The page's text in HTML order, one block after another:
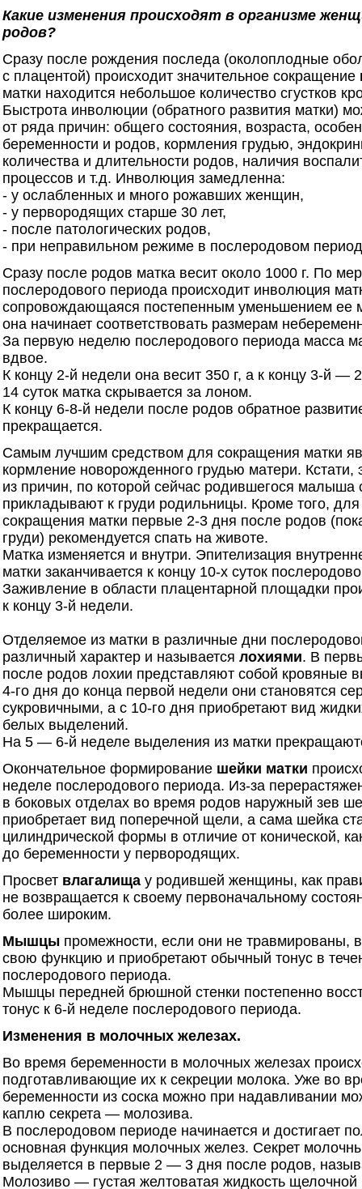
Какие изменения происходят в организме
родов?
Сразу после рождения последа (околоплодные
с плацентой) происходит значительное сокращение
матки находится небольшое количество сгустков
Быстрота инволюции (обратного развития матки)
от ряда причин: общего состояния, возраста,
беременности и родов, кормления грудью,
количества и длительности родов, наличия
процессов и т.д. Инволюция замедленна:
- у ослабленных и много рожавших женщин,
- у первородящих старше 30 лет,
- после патологических родов,
- при неправильном режиме в послеродовом
Сразу после родов матка весит около 1000 г. По
послеродового периода происходит инволюция
сопровождающаяся постепенным уменьшением ее
она начинает соответствовать размерам
За первую неделю послеродового периода масса
вдвое.
К концу 2-й недели она весит 350 г, а к концу 3-й —
14 суток матка скрывается за лоном.
К концу 6-8-й недели после родов обратное
прекращается.
Самым лучшим средством для сокращения матки
кормление новорожденного грудью матери. Кстати,
из причин, по которой сейчас родившегося малыша
прикладывают к груди родильницы. Кроме того,
сокращения матки первые 2-3 дня после родов
груди) рекомендуется спать на животе.
Матка изменяется и внутри. Эпителизация
матки заканчивается к концу 10-х суток
Заживление в области плацентарной площадки
к концу 3-й недели.
Отделяемое из матки в различные дни
различный характер и называется лохиями. В
после родов лохии представляют собой кровяные
4-го дня до конца первой недели они становятся
сукровичными, а с 10-го дня приобретают вид
белых выделений.
На 5 — 6-й неделе выделения из матки
Окончательное формирование шейки матки
неделе послеродового периода. Из-за
в боковых отделах во время родов наружный зев
приобретает вид поперечной щели, а сама шейка
цилиндрической формы в отличие от конической,
до беременности у первородящих.
Просвет влагалища у родившей женщины, как
не возвращается к своему первоначальному
более широким.
Мышцы промежности, если они не травмированы,
свою функцию и приобретают обычный тонус в
послеродового периода.
Мышцы передней брюшной стенки постепенно
тонус к 6-й неделе послеродового периода.
Изменения в молочных железах.
Во время беременности в молочных железах
подготавливающие их к секреции молока. Уже во
беременности из соска можно при надавливании
каплю секрета — молозива.
В послеродовом периоде начинается и достигает
основная функция молочных желез. Секрет
выделяется в первые 2 — 3 дня после родов,
Молозиво — густая желтоватая жидкость щелочной